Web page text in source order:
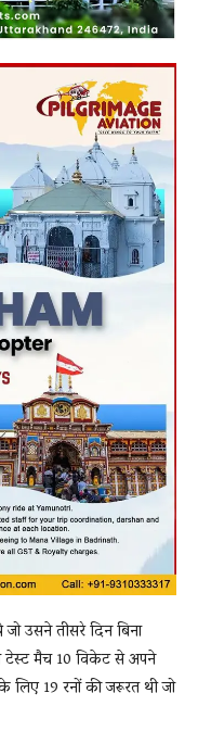
उसने तीसरे दिन बिना
टेस्ट मैच 10 विकेट से अपने
लिए 19 रनों की जरूरत थी जो